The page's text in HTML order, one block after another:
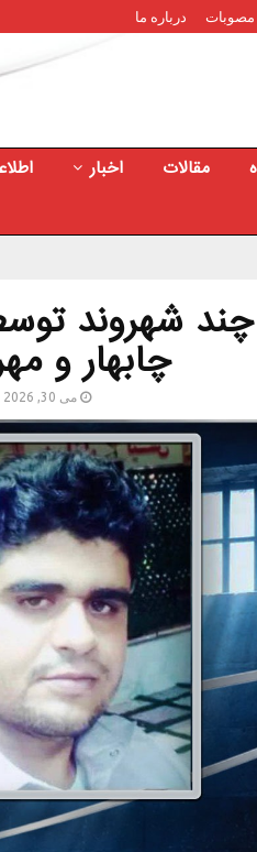
مصوبات درباره ما
مقالات اخبار
شهروند
چابهار و
می 30, 2026